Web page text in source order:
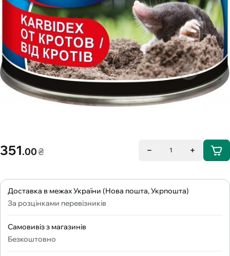
351.00₴ 1
Доставка в межах України (Нова пошта, Укрпошта)
За розцінками перевізників
Самовивіз з магазинів
Безкоштовно